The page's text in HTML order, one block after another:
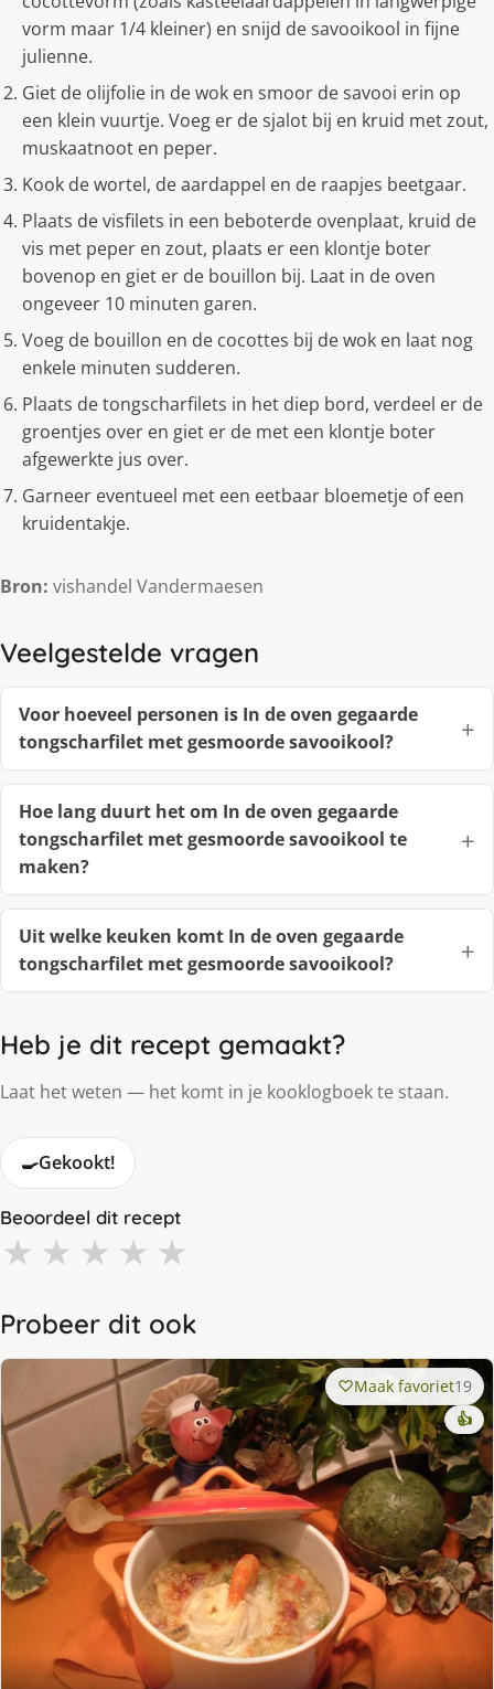
vorm maar 1/4 kleiner) en snijd de savooikool in fijne
julienne.
Giet de olijfolie in de wok en smoor de savooi erin op
een klein vuurtje. Voeg er de sjalot bij en kruid met zout,
muskaatnoot en peper.
Kook de wortel, de aardappel en de raapjes beetgaar.
Plaats de visfilets in een beboterde ovenplaat, kruid de
vis met peper en zout, plaats er een klontje boter
bovenop en giet er de bouillon bij. Laat in de oven
ongeveer 10 minuten garen.
Voeg de bouillon en de cocottes bij de wok en laat nog
enkele minuten sudderen.
Plaats de tongscharfilets in het diep bord, verdeel er de
groentjes over en giet er de met een klontje boter
afgewerkte jus over.
Garneer eventueel met een eetbaar bloemetje of een
kruidentakje.
Bron: vishandel Vandermaesen
Veelgestelde vragen
Voor hoeveel personen is In de oven gegaarde
tongscharfilet met gesmoorde savooikool?
Hoe lang duurt het om In de oven gegaarde
tongscharfilet met gesmoorde savooikool te
maken?
Uit welke keuken komt In de oven gegaarde
tongscharfilet met gesmoorde savooikool?
Heb je dit recept gemaakt?
Laat het weten — het komt in je kooklogboek te staan.
🍳Gekookt!
Beoordeel dit recept
★ ★ ★ ★ ★
Probeer dit ook
Maak favoriet19
👍